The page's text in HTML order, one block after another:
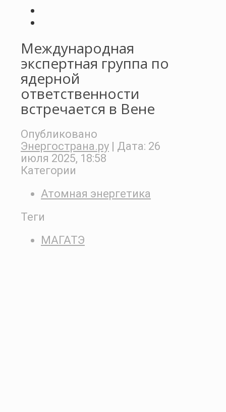
Международная
экспертная группа по
ядерной
ответственности
встречается в Вене
Опубликовано
Энергострана.ру | Дата: 26
июля 2025, 18:58
Категории
Атомная энергетика
Теги
МАГАТЭ